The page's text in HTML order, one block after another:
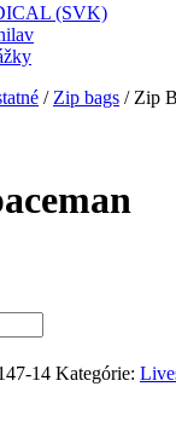
(SVK)
/ Zip bags / Zip
14 Kategórie: